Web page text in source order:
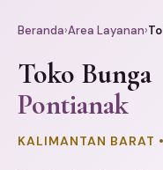
Beranda›Area Layanan›
Toko Bunga
Pontianak
KALIMANTAN BARAT